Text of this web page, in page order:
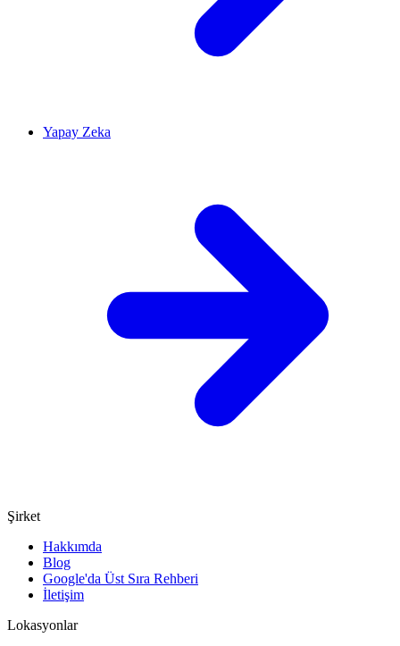
Yapay Zeka
Şirket
Hakkımda
Blog
Google'da Üst Sıra Rehberi
İletişim
Lokasyonlar